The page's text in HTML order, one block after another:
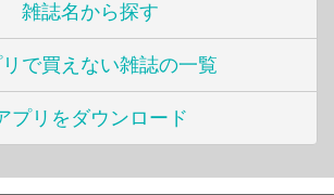
雑誌名から探す
で買えない雑誌の一覧
プリをダウンロード